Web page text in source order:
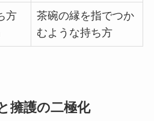
方
茶碗の縁を指でつか
むような持ち方
擁護の二極化